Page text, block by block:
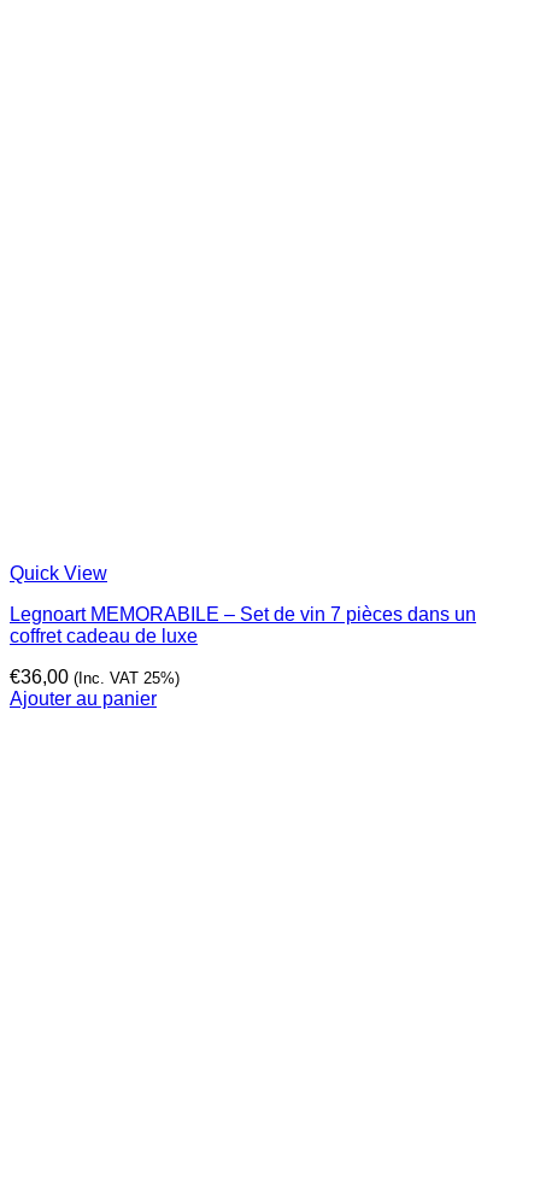
Quick View
Legnoart MEMORABILE – Set de vin 7 pièces dans un
coffret cadeau de luxe
€36,00 (Inc. VAT 25%)
Ajouter au panier